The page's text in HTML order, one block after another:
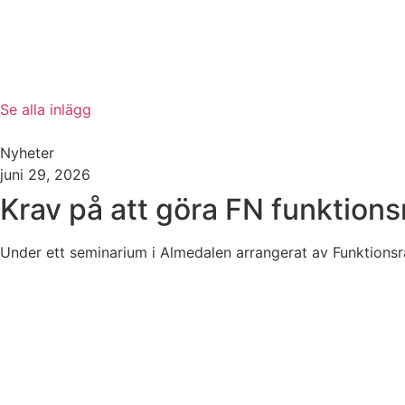
Se alla inlägg
Nyheter
juni 29, 2026
Krav på att göra FN
Under ett seminarium i Almedalen arrangerat av